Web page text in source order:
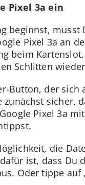
Pixel 3a ein
beginnst, musst
Pixel 3a an
beim
Schlitten
Button, der
sicher,
Pixel 3a
die
ist, dass
Oder tippe